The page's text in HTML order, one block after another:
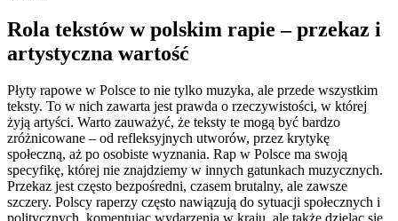
Rola tekstów w polskim rapie – przekaz i
artystyczna wartość
Płyty rapowe w Polsce to nie tylko muzyka, ale przede wszystkim
teksty. To w nich zawarta jest prawda o rzeczywistości, w której
żyją artyści. Warto zauważyć, że teksty te mogą być bardzo
zróżnicowane – od refleksyjnych utworów, przez krytykę
społeczną, aż po osobiste wyznania. Rap w Polsce ma swoją
specyfikę, której nie znajdziemy w innych gatunkach muzycznych.
Przekaz jest często bezpośredni, czasem brutalny, ale zawsze
szczery. Polscy raperzy często nawiązują do sytuacji społecznych i